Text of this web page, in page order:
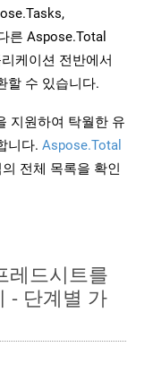
른 Aspose.Total
케이션 전반에서
할 수 있습니다.
지원하여 탁월한 유
니다. Aspose.Total
전체 목록을 확인
레드시트를
- 단계별 가